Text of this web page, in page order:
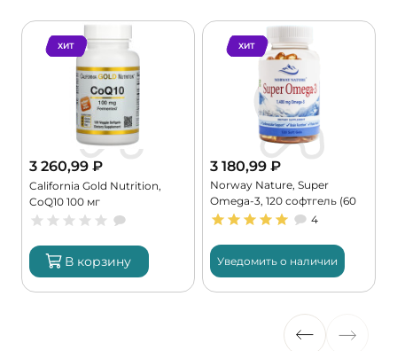
ХИТ
3 260,99 ₽
California Gold Nutrition,
CoQ10 100 мг
В корзину
ХИТ
3 180,99 ₽
Norway Nature, Super
Omega-3, 120 софтгель (60
порций)
4
Уведомить о наличии